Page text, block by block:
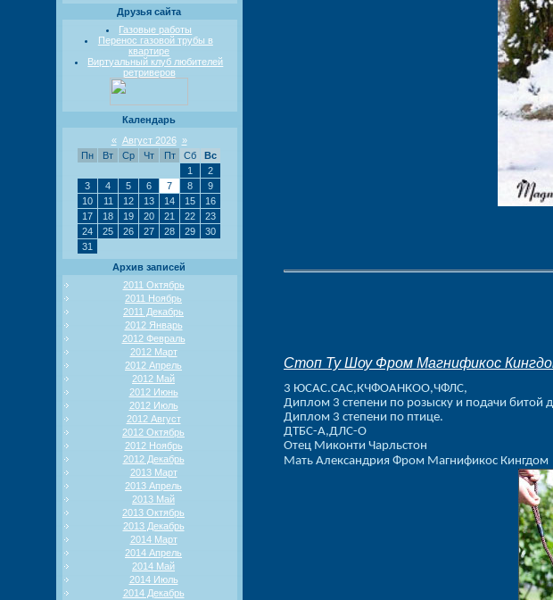
Друзья сайта
Газовые работы
Перенос газовой трубы в
квартире
Виртуальный клуб любителей
ретриверов
Календарь
« Август 2026 »
Пн
Вт Ср Чт Пт Сб
Вс
1
2
3
4 5 6 7 8
9
10
11 12 13 14 15
16
17
18 19 20 21 22
23
24
25 26 27 28 29
30
31
Архив записей
2011 Октябрь
2011 Ноябрь
2011 Декабрь
2012 Январь
2012 Февраль
2012 Март
2012 Апрель
2012 Май
2012 Июнь
2012 Июль
2012 Август
2012 Октябрь
2012 Ноябрь
2012 Декабрь
2013 Март
2013 Апрель
2013 Май
2013 Октябрь
2013 Декабрь
2014 Март
2014 Апрель
2014 Май
2014 Июль
2014 Декабрь
Стоп Ту Шоу Фром Магнификос
3 ЮСАС.САС,КЧФОАНКОО,ЧФЛС,
Диплом 3 степени по розыску и подачи битой
Диплом 3 степени по птице.
ДТБС-А,ДЛС-О
Отец Миконти Чарльстон
Мать Александрия Фром Магнификос Кингдом